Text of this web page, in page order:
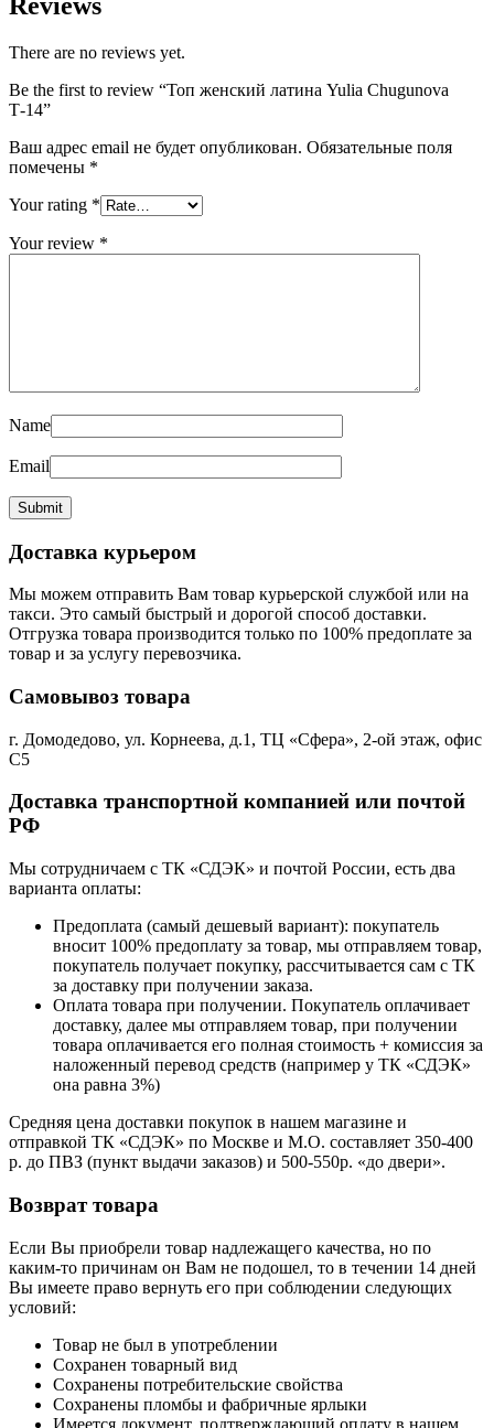
There are no reviews yet.
Be the first to review “Топ женский латина Yulia Chugunova
Т-14”
Ваш адрес email не будет опубликован. Обязательные поля
помечены *
Your rating *
Your review *
Name
Email
Доставка курьером
Мы можем отправить Вам товар курьерской службой или на
такси. Это самый быстрый и дорогой способ доставки.
Отгрузка товара производится только по 100% предоплате за
товар и за услугу перевозчика.
Самовывоз товара
г. Домодедово, ул. Корнеева, д.1, ТЦ «Сфера», 2-ой этаж, офис
С5
Доставка транспортной компанией или почтой
РФ
Мы сотрудничаем с ТК «СДЭК» и почтой России, есть два
варианта оплаты:
Предоплата (самый дешевый вариант): покупатель
вносит 100% предоплату за товар, мы отправляем товар,
покупатель получает покупку, рассчитывается сам с ТК
за доставку при получении заказа.
Оплата товара при получении. Покупатель оплачивает
доставку, далее мы отправляем товар, при получении
товара оплачивается его полная стоимость + комиссия за
наложенный перевод средств (например у ТК «СДЭК»
она равна 3%)
Средняя цена доставки покупок в нашем магазине и
отправкой ТК «СДЭК» по Москве и М.О. составляет 350-400
р. до ПВЗ (пункт выдачи заказов) и 500-550р. «до двери».
Возврат товара
Если Вы приобрели товар надлежащего качества, но по
каким-то причинам он Вам не подошел, то в течении 14 дней
Вы имеете право вернуть его при соблюдении следующих
условий:
Товар не был в употреблении
Сохранен товарный вид
Сохранены потребительские свойства
Сохранены пломбы и фабричные ярлыки
Имеется документ, подтверждающий оплату в нашем